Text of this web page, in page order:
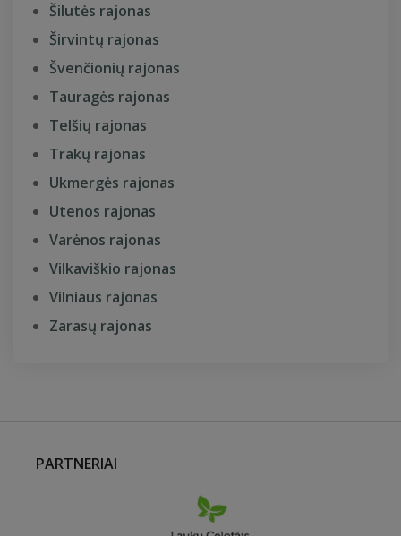
Šilutės rajonas
Širvintų rajonas
Švenčionių rajonas
Tauragės rajonas
Telšių rajonas
Trakų rajonas
Ukmergės rajonas
Utenos rajonas
Varėnos rajonas
Vilkaviškio rajonas
Vilniaus rajonas
Zarasų rajonas
PARTNERIAI